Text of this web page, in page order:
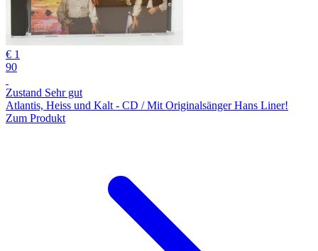
€ 1
90
Zustand Sehr gut
Atlantis, Heiss und Kalt - CD / Mit Originalsänger Hans Liner!
Zum Produkt